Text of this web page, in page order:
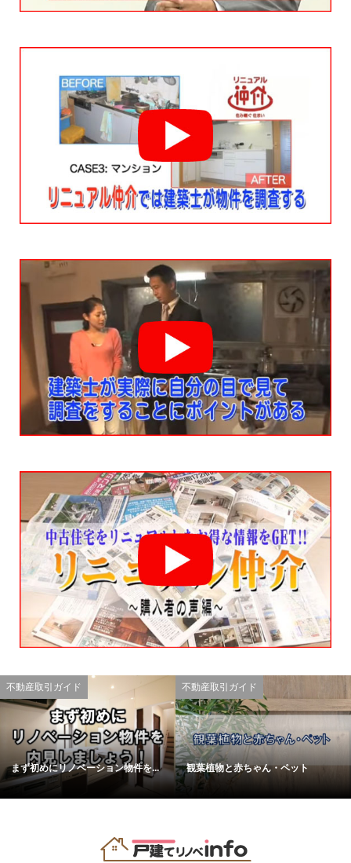
不動産取引ガイド
まず初めにリノベーション物件を...
不動産取引ガイド
観葉植物と赤ちゃん・ペット